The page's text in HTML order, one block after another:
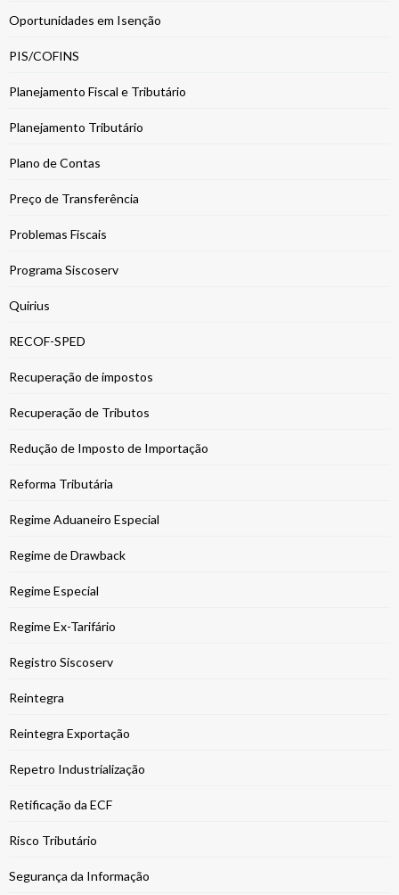
Oportunidades em Isenção
PIS/COFINS
Planejamento Fiscal e Tributário
Planejamento Tributário
Plano de Contas
Preço de Transferência
Problemas Fiscais
Programa Siscoserv
Quirius
RECOF-SPED
Recuperação de impostos
Recuperação de Tributos
Redução de Imposto de Importação
Reforma Tributária
Regime Aduaneiro Especial
Regime de Drawback
Regime Especial
Regime Ex-Tarifário
Registro Siscoserv
Reintegra
Reintegra Exportação
Repetro Industrialização
Retificação da ECF
Risco Tributário
Segurança da Informação